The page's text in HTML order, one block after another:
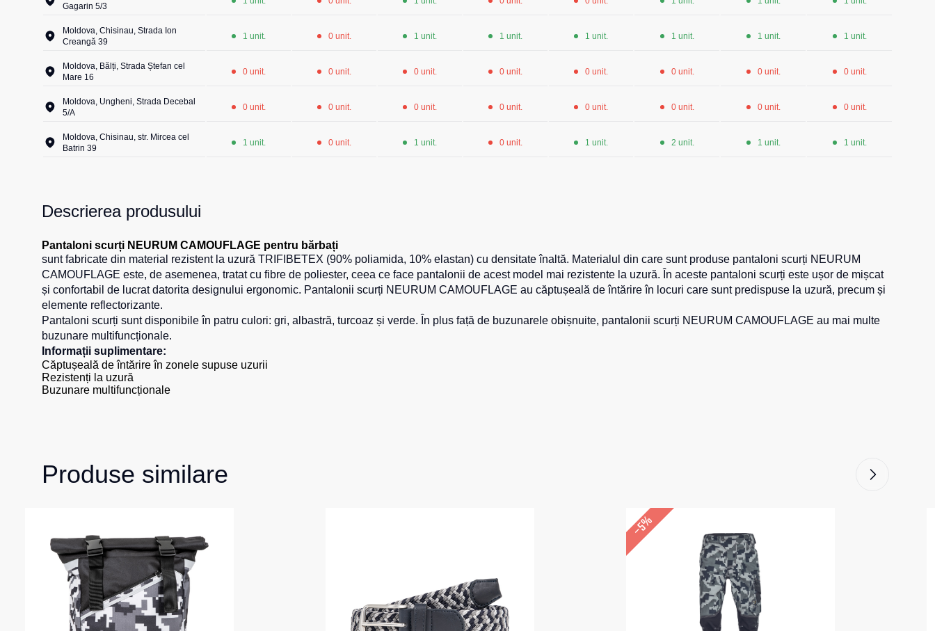
Gagarin 5/3
Moldova, Chisinau, Strada Ion
Creangă 39
1 unit. 0 unit. 1 unit. 1 unit. 1 unit. 1 unit. 1 unit. 1 unit.
Moldova, Bălți, Strada Ștefan cel
Mare 16
0 unit. 0 unit. 0 unit. 0 unit. 0 unit. 0 unit. 0 unit. 0 unit.
Moldova, Ungheni, Strada Decebal
5/A
0 unit. 0 unit. 0 unit. 0 unit. 0 unit. 0 unit. 0 unit. 0 unit.
Moldova, Chisinau, str. Mircea cel
Batrin 39
1 unit. 0 unit. 1 unit. 0 unit. 1 unit. 2 unit. 1 unit. 1 unit.
Descrierea produsului
Pantaloni scurți NEURUM CAMOUFLAGE pentru bărbați
sunt fabricate din material rezistent la uzură TRIFIBETEX (90% poliamida, 10% elastan) cu densitate înaltă. Materialul din care sunt produse pantaloni scurți NEURUM
CAMOUFLAGE este, de asemenea, tratat cu fibre de poliester, ceea ce face pantalonii de acest model mai rezistente la uzură. În aceste pantaloni scurți este ușor de mișcat
și confortabil de lucrat datorita designului ergonomic. Pantalonii scurți NEURUM CAMOUFLAGE au сăptușeală de întărire în locuri care sunt predispuse la uzură, precum și
elemente reflectorizante.
Pantaloni scurți sunt disponibile în patru culori: gri, albastră, turcoaz și verde. În plus față de buzunarele obișnuite, pantalonii scurți NEURUM CAMOUFLAGE au mai multe
buzunare multifuncționale.
Informații suplimentare:
Căptușeală de întărire în zonele supuse uzurii
Rezistenți la uzură
Buzunare multifuncționale
Produse similare
–5%